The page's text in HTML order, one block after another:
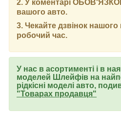
2. У коментарі
вашого авто.
3. Чекайте дзвінок
робочий час.
У нас в асортименті і в
моделей Шлейфів на
рідкісні моделі авто,
"Товарах продавця"